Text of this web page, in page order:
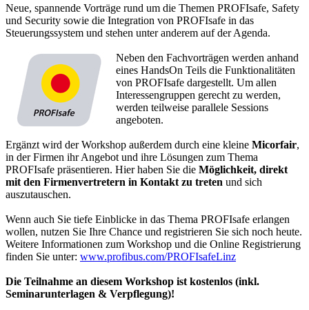
Neue, spannende Vorträge rund um die Themen PROFIsafe, Safety
und Security sowie die Integration von PROFIsafe in das
Steuerungssystem und stehen unter anderem auf der Agenda.
Neben den Fachvorträgen werden anhand
eines HandsOn Teils die Funktionalitäten
von PROFIsafe dargestellt. Um allen
Interessengruppen gerecht zu werden,
werden teilweise parallele Sessions
angeboten.
Ergänzt wird der Workshop außerdem durch eine kleine Micorfair,
in der Firmen ihr Angebot und ihre Lösungen zum Thema
PROFIsafe präsentieren. Hier haben Sie die Möglichkeit, direkt
mit den Firmenvertretern in Kontakt zu treten und sich
auszutauschen.
Wenn auch Sie tiefe Einblicke in das Thema PROFIsafe erlangen
wollen, nutzen Sie Ihre Chance und registrieren Sie sich noch heute.
Weitere Informationen zum Workshop und die Online Registrierung
finden Sie unter: www.profibus.com/PROFIsafeLinz
Die Teilnahme an diesem Workshop ist kostenlos (inkl.
Seminarunterlagen & Verpflegung)!